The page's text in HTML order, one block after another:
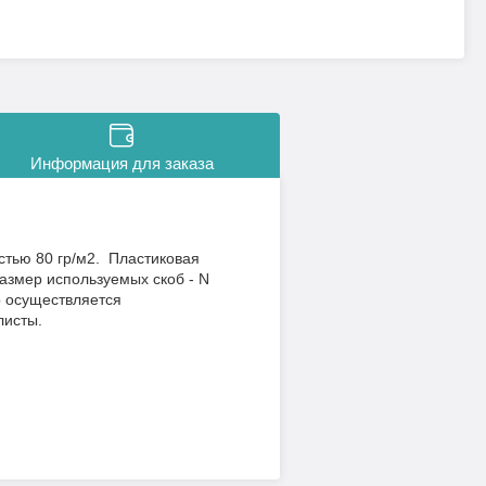
Информация для заказа
80 гр/м2. Пластиковая
используемых скоб - N